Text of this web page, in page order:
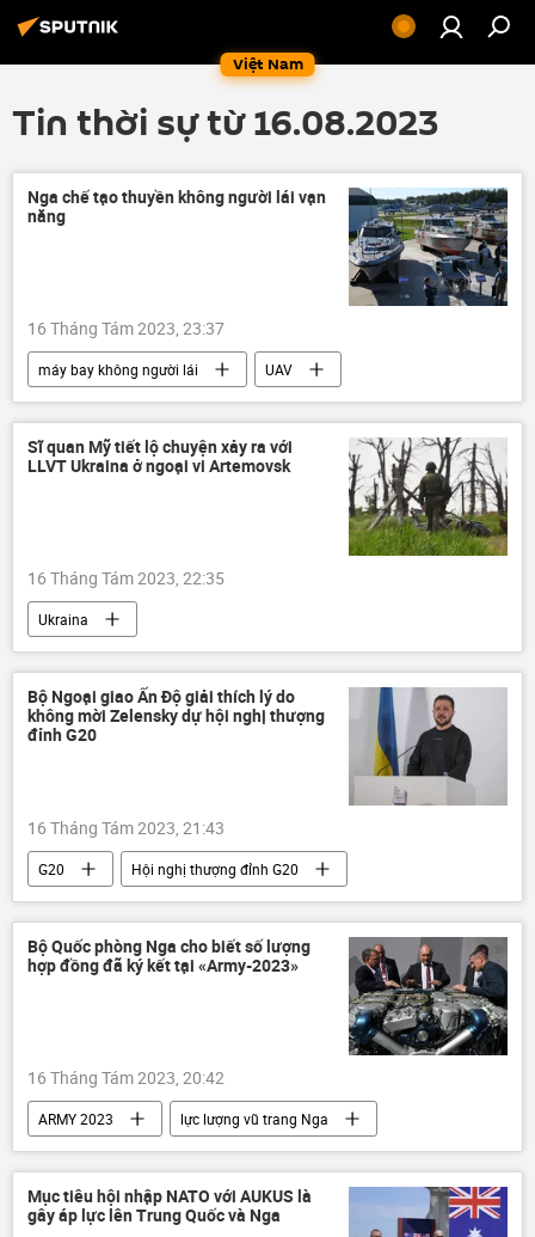
Việt Nam
Tin thời sự từ 16.08.2023
Nga chế tạo thuyền không người lái vạn
năng
16 Tháng Tám 2023, 23:37
máy bay không người lái
UAV
Nga
sản xuất
ARMY 2023
tàu chiến
Quân sự nhà máy
Sĩ quan Mỹ tiết lộ chuyện xảy ra với
LLVT Ukraina ở ngoại vi Artemovsk
16 Tháng Tám 2023, 22:35
Ukraina
Chiến dịch quân sự đặc biệt tại Ukraina
Artemovsk (Bakhmut)
Cuộc khủng hoảng ở Ukraina
Hoa Kỳ
Báo chí thế giới
Bộ Ngoại giao Ấn Độ giải thích lý do
không mời Zelensky dự hội nghị thượng
đỉnh G20
16 Tháng Tám 2023, 21:43
G20
Hội nghị thượng đỉnh G20
Vladimir Zelensky
Ukraina
Cuộc khủng hoảng ở Ukraina
Nga
Thế giới
Ấn Độ
Chính trị
Bộ Quốc phòng Nga cho biết số lượng
hợp đồng đã ký kết tại «Army-2023»
16 Tháng Tám 2023, 20:42
ARMY 2023
lực lượng vũ trang Nga
doanh nghiệp
Bộ Quốc phòng Nga
Quân sự
Nga
công nghiệp quốc phòng
tiền
Mục tiêu hội nhập NATO với AUKUS là
gây áp lực lên Trung Quốc và Nga